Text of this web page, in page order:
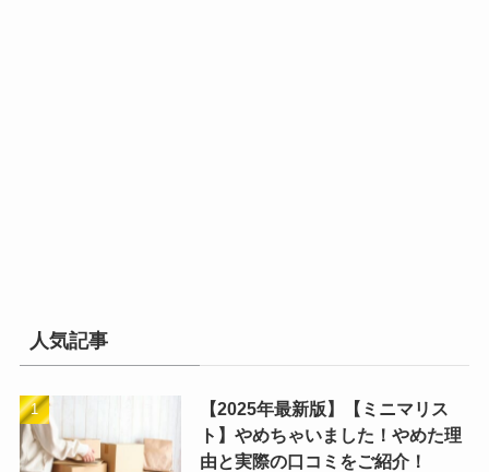
人気記事
【2025年最新版】【ミニマリス
ト】やめちゃいました！やめた理
由と実際の口コミをご紹介！